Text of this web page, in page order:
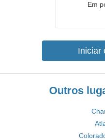
Em
Iniciar
Outros